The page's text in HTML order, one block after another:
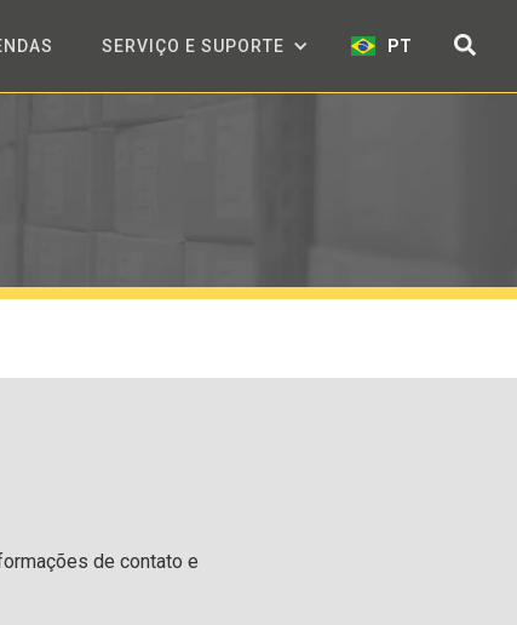
SERVIÇO E SUPORTE PT
de contato e